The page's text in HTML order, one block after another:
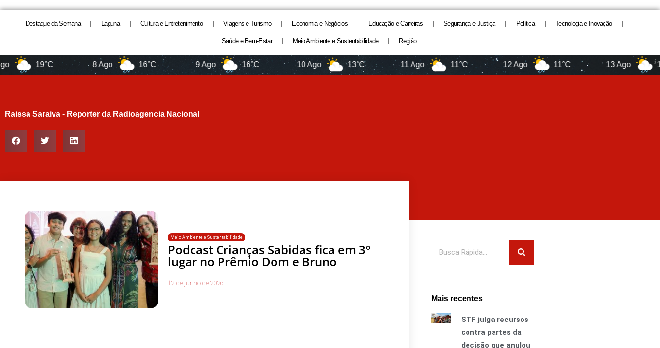
Destaque da Semana Laguna Cultura e Entretenimento Viagens e Turismo Economia e Negócios Educação e Carreiras Segurança e Justiça Política Tecnologia e Inovação
Saúde e Bem-Estar Meio Ambiente e Sustentabilidade Região
19°C 8 Ago 16°C 9 Ago 16°C 10 Ago 13°C 11 Ago 11°C 12 Ago 11°C 13 Ago 13°C
Raissa Saraiva - Reporter da Radioagencia Nacional
Meio Ambiente e Sustentabilidade
Podcast Crianças Sabidas fica em 3º
lugar no Prêmio Dom e Bruno
12 de junho de 2026
Mais recentes
STF julga recursos
contra partes da
decisão que anulou